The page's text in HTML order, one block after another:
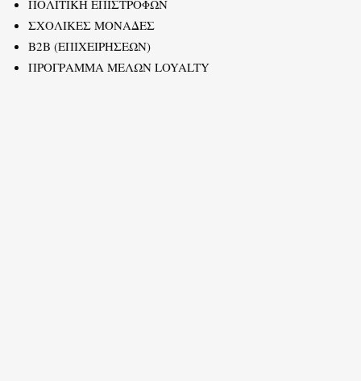
ΠΟΛΙΤΙΚΗ ΕΠΙΣΤΡΟΦΩΝ
ΣΧΟΛΙΚΕΣ ΜΟΝΑΔΕΣ
B2B (ΕΠΙΧΕΙΡΗΣΕΩΝ)
ΠΡΟΓΡΑΜΜΑ ΜΕΛΩΝ LOYALTY